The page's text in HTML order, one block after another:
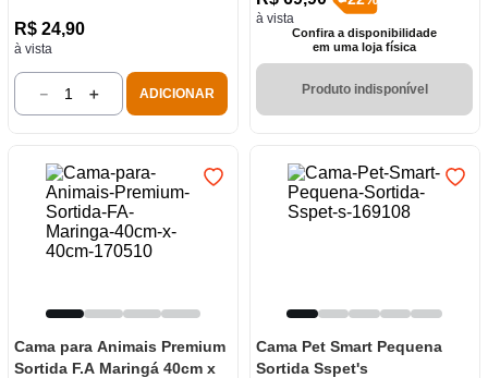
R$ 24,90
à vista
＋
－ ADICIONAR
à vista
Confira a disponibilidade
em uma loja física
Produto indisponível
Cama para Animais Premium
Sortida F.A Maringá 40cm x
Cama Pet Smart Pequena
Sortida Sspet's